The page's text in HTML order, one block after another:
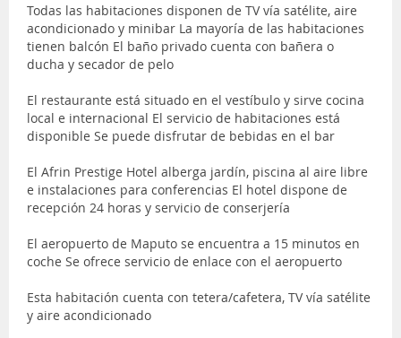
Todas las habitaciones disponen de TV vía satélite, aire
acondicionado y minibar La mayoría de las habitaciones
tienen balcón El baño privado cuenta con bañera o
ducha y secador de pelo
El restaurante está situado en el vestíbulo y sirve cocina
local e internacional El servicio de habitaciones está
disponible Se puede disfrutar de bebidas en el bar
El Afrin Prestige Hotel alberga jardín, piscina al aire libre
e instalaciones para conferencias El hotel dispone de
recepción 24 horas y servicio de conserjería
El aeropuerto de Maputo se encuentra a 15 minutos en
coche Se ofrece servicio de enlace con el aeropuerto
Esta habitación cuenta con tetera/cafetera, TV vía satélite
y aire acondicionado